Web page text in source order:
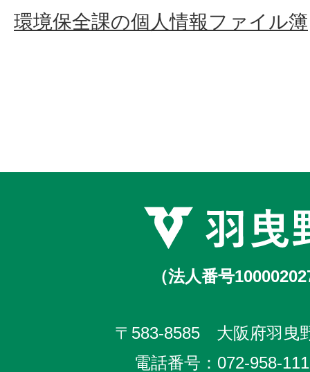
環境保全課の個人情報ファイル簿
（法人番号
〒583-8585 大阪府羽曳
電話番号： 072-958-